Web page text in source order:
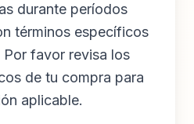
durante períodos
términos específicos
favor revisa los
de tu compra para
aplicable.